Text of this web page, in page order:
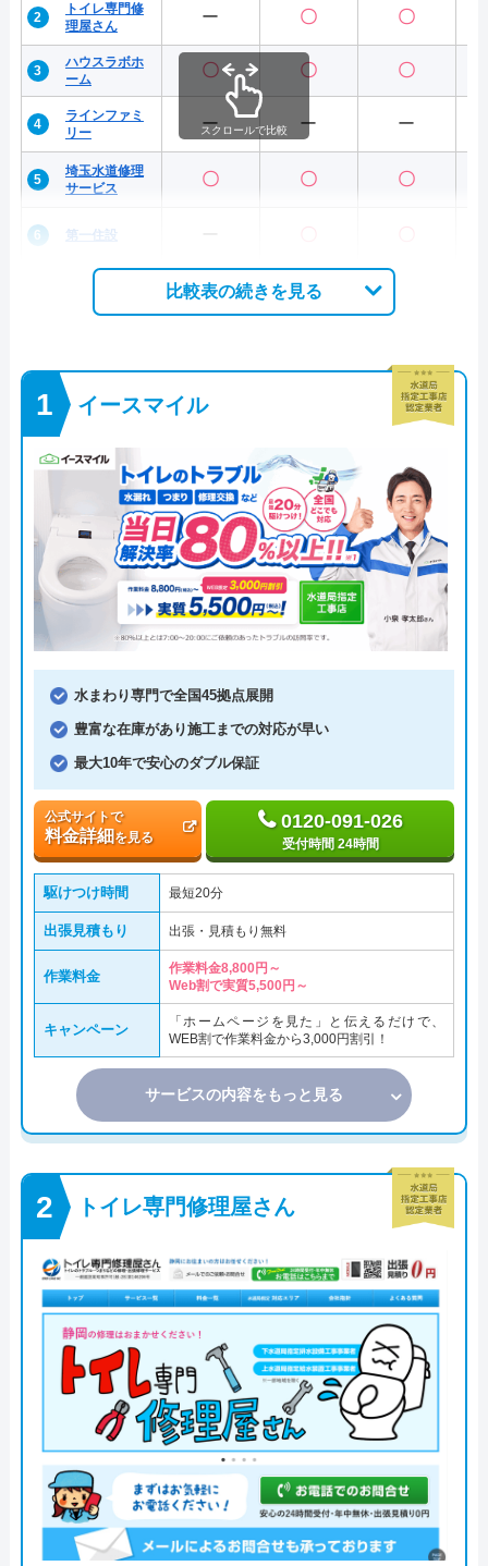
トイレ専門修
理屋さん
ー 〇 〇
ハウスラボホ
ーム
〇 〇 〇
ラインファミ
リー
ー ー ー
埼玉水道修理
サービス
〇 〇 〇
第一住設
スクロールで比較
比較表の続きを見る
イースマイル
水まわり専門で全国45拠点展開
豊富な在庫があり施工までの対応が早い
最大10年で安心のダブル保証
公式サイトで
料金詳細を見る
0120-091-026
受付時間 24時間
駆けつけ時間 最短20分
出張見積もり 出張・見積もり無料
作業料金
作業料金8,800円～
Web割で実質5,500円～
キャンペーン
「ホームページを見た」と伝えるだけで、
WEB割で作業料金から3,000円割引！
サービスの内容をもっと見る
トイレ専門修理屋さん